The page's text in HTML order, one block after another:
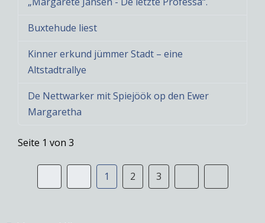
Buxtehude liest
Kinner erkund jümmer Stadt – eine
Altstadtrallye
De Nettwarker mit Spiejöök op den Ewer
Margaretha
Seite 1 von 3
1 2 3